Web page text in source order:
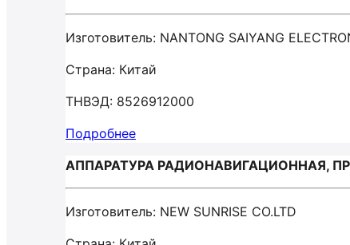
Изготовитель: NANTONG SAIYANG
Страна: Китай
ТНВЭД: 8526912000
Подробнее
АППАРАТУРА РАДИОНАВИГАЦИОННАЯ,
Изготовитель: NEW SUNRISE CO.LTD